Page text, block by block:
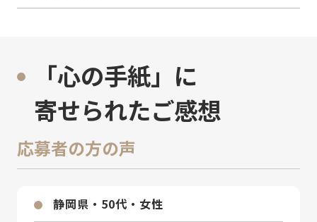
「心の手紙」に
寄せられたご感想
応募者の方の声
静岡県・50代・⼥性